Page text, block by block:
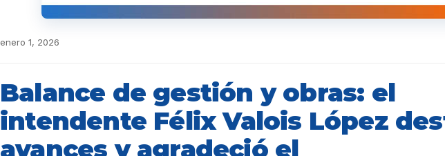
enero 1, 2026
Balance de gestión y obras: el
intendente Félix Valois López
avances y agradeció el